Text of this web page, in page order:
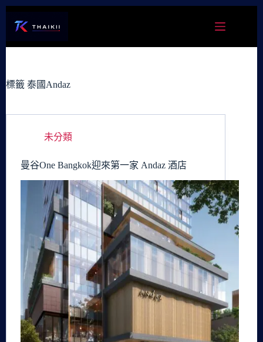
容
標籤 泰國Andaz
未分類
曼谷One Bangkok迎來第一家 Andaz 酒店